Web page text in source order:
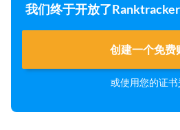
我们终于开放了
创建一个免费
或使用您的证书